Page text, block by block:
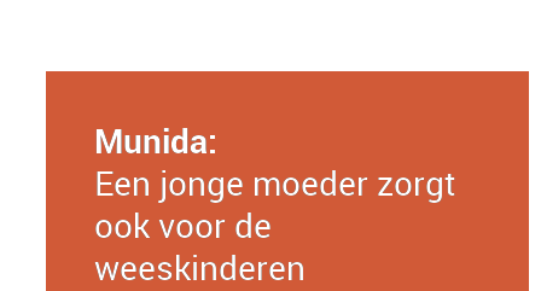
Munida:
Een jonge moeder zorgt
ook voor de
weeskinderen